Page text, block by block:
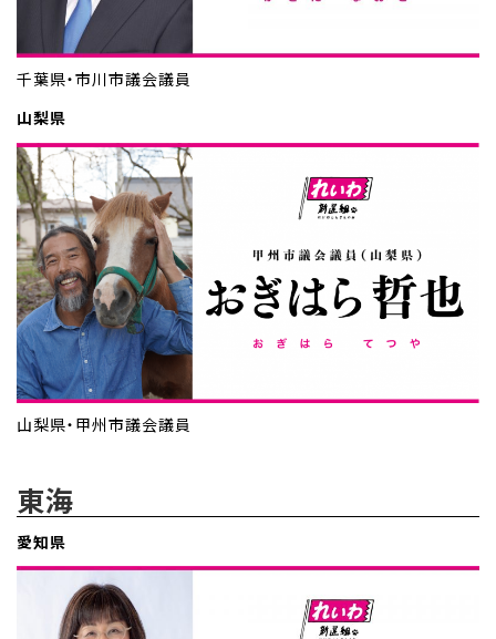
千葉県・市川市議会議員
山梨県
山梨県・甲州市議会議員
東海
愛知県